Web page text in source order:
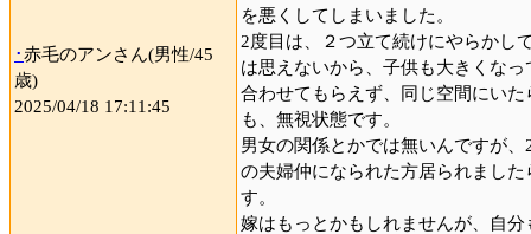
･赤毛のアンさん(男性/45
歳)
2025/04/18 17:11:45
を悪くしてしまいました。
2度目は、２つ立て続けにやらかし
は思えないから、子供も大きくな
合わせてもらえず、同じ空間にい
も、無視状態です。
男女の関係とかでは無いんですが
の夫婦仲になられた方居られまし
す。
嫁はもっとかもしれませんが、自